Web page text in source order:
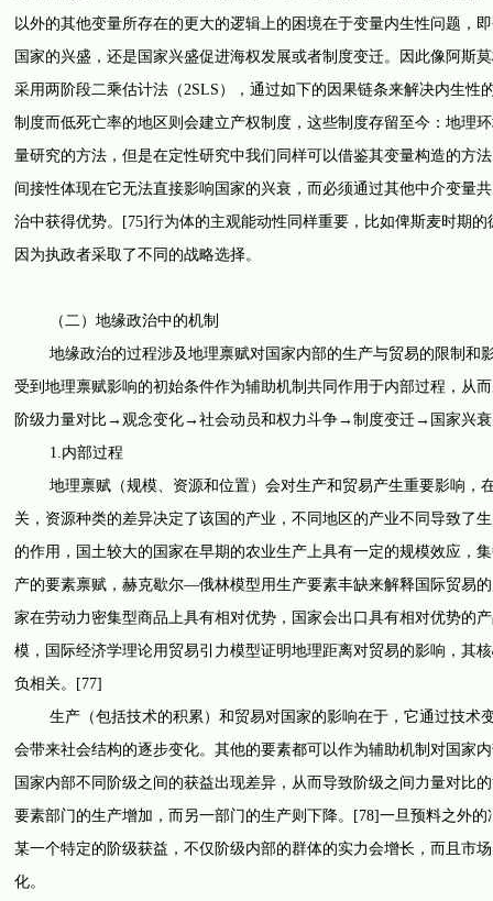
以外的其他变量所存在的更大的逻辑上的困境在于变量内生性问题，
国家的兴盛，还是国家兴盛促进海权发展或者制度变迁。因此像阿斯
采用两阶段二乘估计法（2SLS），通过如下的因果链条来解决内生
制度而低死亡率的地区则会建立产权制度，这些制度存留至今：地
量研究的方法，但是在定性研究中我们同样可以借鉴其变量构造的方
间接性体现在它无法直接影响国家的兴衰，而必须通过其他中介变量
治中获得优势。[75]行为体的主观能动性同样重要，比如俾斯麦时期
因为执政者采取了不同的战略选择。
（二）地缘政治中的机制
地缘政治的过程涉及地理禀赋对国家内部的生产与贸易的限制和
受到地理禀赋影响的初始条件作为辅助机制共同作用于内部过程，
阶级力量对比→观念变化→社会动员和权力斗争→制度变迁→国家兴
1.内部过程
地理禀赋（规模、资源和位置）会对生产和贸易产生重要影响，
关，资源种类的差异决定了该国的产业，不同地区的产业不同导致了
的作用，国土较大的国家在早期的农业生产上具有一定的规模效应，
产的要素禀赋，赫克歇尔—俄林模型用生产要素丰缺来解释国际贸易
家在劳动力密集型商品上具有相对优势，国家会出口具有相对优势的
模，国际经济学理论用贸易引力模型证明地理距离对贸易的影响，其
负相关。[77]
生产（包括技术的积累）和贸易对国家的影响在于，它通过技术
会带来社会结构的逐步变化。其他的要素都可以作为辅助机制对国家
国家内部不同阶级之间的获益出现差异，从而导致阶级之间力量对比
要素部门的生产增加，而另一部门的生产则下降。[78]一旦预料之外
某一个特定的阶级获益，不仅阶级内部的群体的实力会增长，而且市
化。